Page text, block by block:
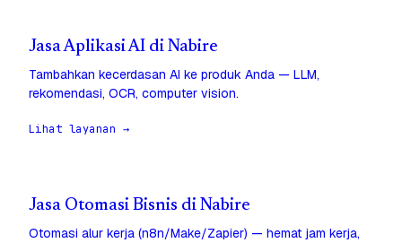
Jasa Aplikasi AI di Nabire
Tambahkan kecerdasan AI ke produk Anda — LLM,
rekomendasi, OCR, computer vision.
Lihat layanan →
Jasa Otomasi Bisnis di Nabire
Otomasi alur kerja (n8n/Make/Zapier) — hemat jam kerja,